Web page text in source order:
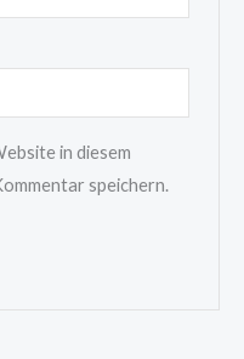
in diesem
speichern.